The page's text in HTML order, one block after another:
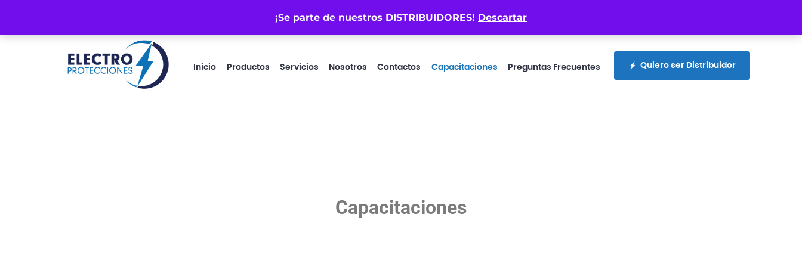
¡Se parte de nuestros DISTRIBUIDORES! Descartar
atencionalcliente@electroprotecciones.com.ec
Inicio Productos Servicios Nosotros Contactos Capacitaciones Preguntas Frecuentes Quiero ser Distribuidor
Capacitaciones